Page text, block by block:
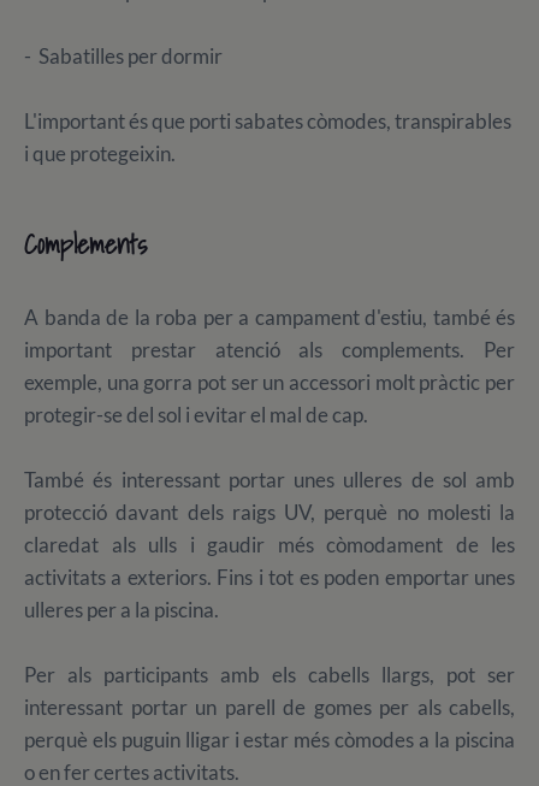
- Sabatilles per dormir
L'important és que porti sabates còmodes, transpirables
i que protegeixin.
Complements
A banda de la roba per a campament d'estiu, també és
important prestar atenció als complements. Per
exemple, una gorra pot ser un accessori molt pràctic per
protegir-se del sol i evitar el mal de cap.
També és interessant portar unes ulleres de sol amb
protecció davant dels raigs UV, perquè no molesti la
claredat als ulls i gaudir més còmodament de les
activitats a exteriors. Fins i tot es poden emportar unes
ulleres per a la piscina.
Per als participants amb els cabells llargs, pot ser
interessant portar un parell de gomes per als cabells,
perquè els puguin lligar i estar més còmodes a la piscina
o en fer certes activitats.